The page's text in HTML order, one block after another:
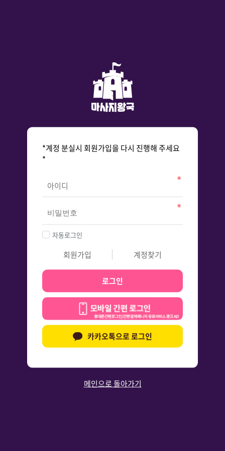
*계정 분실시 회원가입을 다시 진행해 주세요
*
자동로그인
회원가입 계정찾기
로그인
카카오톡으로 로그인
메인으로 돌아가기